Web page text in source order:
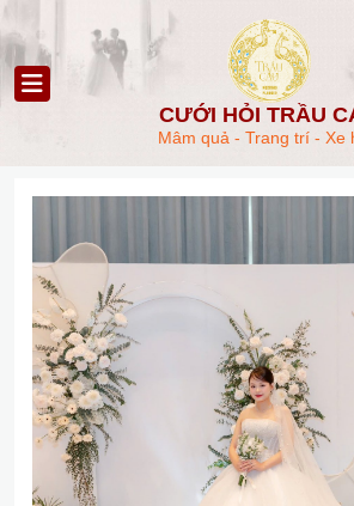
CƯỚI HỎI TRẦU
Mâm quả - Trang trí - Xe